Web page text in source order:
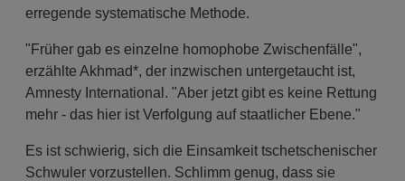
erregende systematische Methode.
"Früher gab es einzelne homophobe Zwischenfälle",
erzählte Akhmad*, der inzwischen untergetaucht ist,
Amnesty International. "Aber jetzt gibt es keine Rettung
mehr - das hier ist Verfolgung auf staatlicher Ebene."
Es ist schwierig, sich die Einsamkeit tschetschenischer
Schwuler vorzustellen. Schlimm genug, dass sie